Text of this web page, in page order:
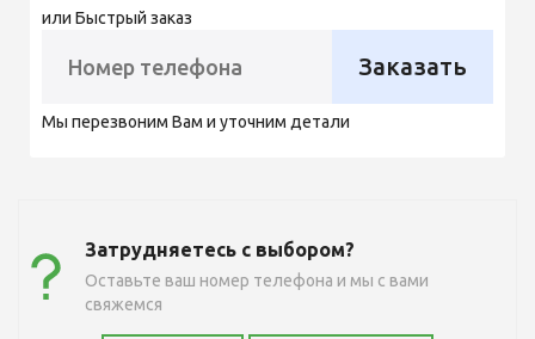
или Быстрый заказ
Заказать
Мы перезвоним Вам и уточним детали
Затрудняетесь с выбором?
Оставьте ваш номер телефона и мы с вами
свяжемся